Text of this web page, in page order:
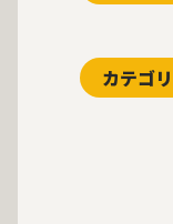
カテゴ